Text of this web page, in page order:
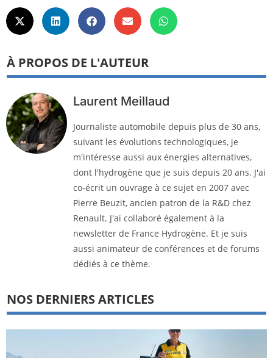
À PROPOS DE L'AUTEUR
Laurent Meillaud
Journaliste automobile depuis plus de 30 ans,
suivant les évolutions technologiques, je
m'intéresse aussi aux énergies alternatives,
dont l'hydrogène que je suis depuis 20 ans. J'ai
co-écrit un ouvrage à ce sujet en 2007 avec
Pierre Beuzit, ancien patron de la R&D chez
Renault. J'ai collaboré également à la
newsletter de France Hydrogène. Et je suis
aussi animateur de conférences et de forums
dédiés à ce thème.
NOS DERNIERS ARTICLES